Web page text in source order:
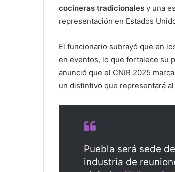
cocineras tradicionales y una
representación en Estados
El funcionario subrayó que en
en eventos, lo que fortalece su
anunció que el CNIR 2025
un distintivo que representará
Puebla será sede
industria de